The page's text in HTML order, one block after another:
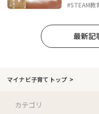
#STEAM教
最新記
マイナビ子育てトップ
カテゴリ